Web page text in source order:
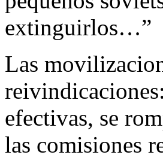
extinguirlos…”
Las
efectivas, se
las comisiones